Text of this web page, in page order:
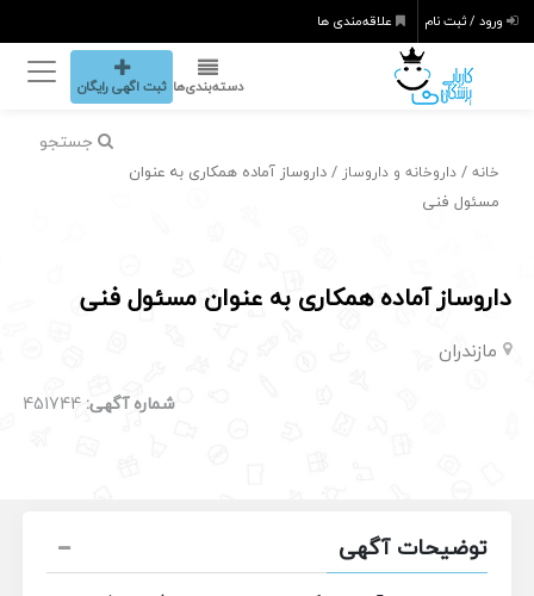
ورود / ثبت نام علاقه‌مندی ها
دسته‌بندی‌ها ثبت اگهی رایگان
جستجو
خانه /داروخانه و داروساز / داروساز آماده همکاری به عنوان
مسئول فنی
داروساز آماده همکاری به عنوان مسئول فنی
مازندران
شماره آگهی: 451744
توضیحات آگهی